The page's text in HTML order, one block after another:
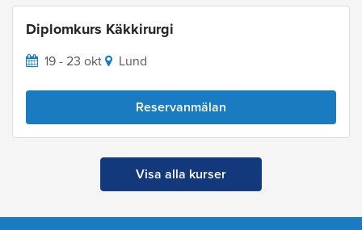
Diplomkurs Käkkirurgi
19 - 23 okt Lund
Reservanmälan
Visa alla kurser